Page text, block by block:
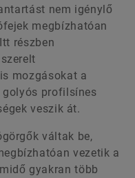
nem igénylő
megbízhatóan
részben
mozgásokat a
golyós profilsínes
veszik át.
váltak be,
vezetik a
gyakran több